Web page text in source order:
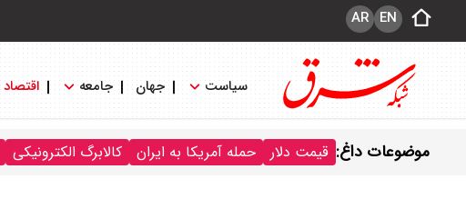
EN
AR
سیاست جهان جامعه اقتصاد
موضوعات داغ: قیمت دلار حمله آمریکا به ایران کالابرگ الکترونیکی